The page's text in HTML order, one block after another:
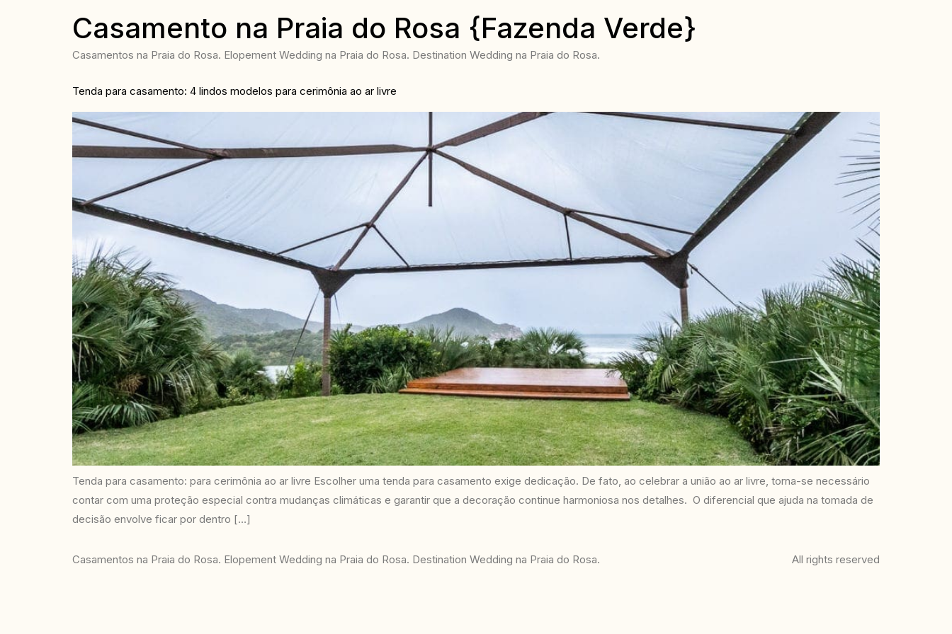
Casamento na Praia do Rosa {Fazenda Verde}
Casamentos na Praia do Rosa. Elopement Wedding na Praia do Rosa. Destination Wedding na Praia do Rosa.
Tenda para casamento: 4 lindos modelos para cerimônia ao ar livre
Tenda para casamento: para cerimônia ao ar livre Escolher uma tenda para casamento exige dedicação. De fato, ao celebrar a união ao ar livre, torna-se necessário
contar com uma proteção especial contra mudanças climáticas e garantir que a decoração continue harmoniosa nos detalhes. O diferencial que ajuda na tomada de
decisão envolve ficar por dentro […]
Casamentos na Praia do Rosa. Elopement Wedding na Praia do Rosa. Destination Wedding na Praia do Rosa. All rights reserved